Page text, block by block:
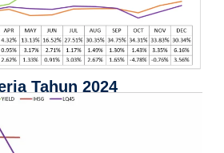
Tahun 2024